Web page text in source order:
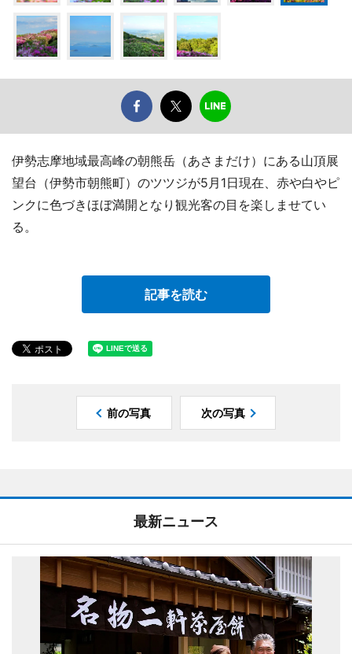
伊勢志摩地域最高峰の朝熊岳（あさまだけ）にある山頂展
望台（伊勢市朝熊町）のツツジが5月1日現在、赤や白やピ
ンクに色づきほぼ満開となり観光客の目を楽しませてい
る。
記事を読む
前の写真 次の写真
最新ニュース